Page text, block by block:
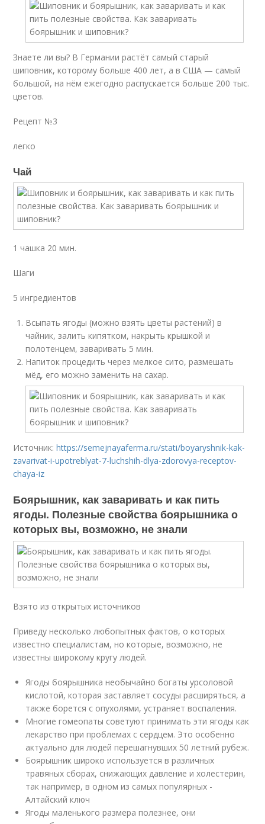
Знаете ли вы? В Германии растёт самый старый
шиповник, которому больше 400 лет, а в США — самый
большой, на нём ежегодно распускается больше 200 тыс.
цветов.
Рецепт №3
легко
Чай
1 чашка 20 мин.
Шаги
5 ингредиентов
Всыпать ягоды (можно взять цветы растений) в
чайник, залить кипятком, накрыть крышкой и
полотенцем, заваривать 5 мин.
Напиток процедить через мелкое сито, размешать
мёд, его можно заменить на сахар.
Источник:https://semejnayaferma.ru/stati/boyaryshnik-kak-
zavarivat-i-upotreblyat-7-luchshih-dlya-zdorovya-receptov-
chaya-iz
Боярышник, как заваривать и как пить
ягоды. Полезные свойства боярышника о
которых вы, возможно, не знали
Взято из открытых источников
Приведу несколько любопытных фактов, о которых
известно специалистам, но которые, возможно, не
известны широкому кругу людей.
Ягоды боярышника необычайно богаты урсоловой
кислотой, которая заставляет сосуды расширяться, а
также борется с опухолями, устраняет воспаления.
Многие гомеопаты советуют принимать эти ягоды как
лекарство при проблемах с сердцем. Это особенно
актуально для людей перешагнувших 50 летний рубеж.
Боярышник широко используется в различных
травяных сборах, снижающих давление и холестерин,
так например, в одном из самых популярных -
Алтайский ключ
Ягоды маленького размера полезнее, они